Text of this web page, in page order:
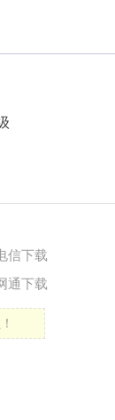
信下载
通下载